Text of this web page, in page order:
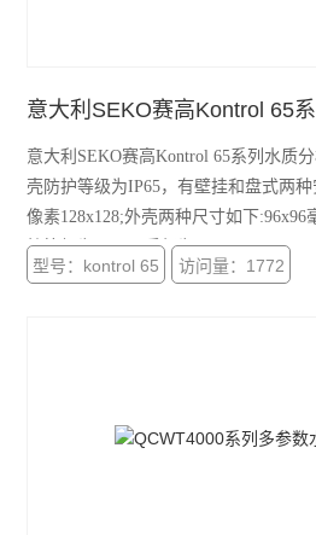
意大利SEKO赛高Kontrol 65
意大利SEKO赛高Kontrol 65系列水质
壳防护等级为IP65，有壁挂和盘式两种
像素128x128;外壳两种尺寸如下
护等级为IP65，后部为IP20nm，
护等级为IP65 ; 模拟&数字输出：
型号：kontrol 65 访问量：1772